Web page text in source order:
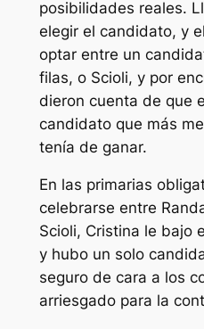
posibilidades reales.
elegir el candidato, y
optar entre un
filas, o Scioli, y por
dieron cuenta de que
candidato que más
tenía de ganar.
En las primarias
celebrarse entre
Scioli, Cristina le bajo
y hubo un solo
seguro de cara a los
arriesgado para la